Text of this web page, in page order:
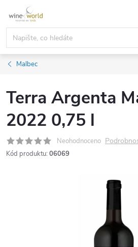
obsah
Malbec
Terra Argenta
2022 0,75 l
Neohodnoceno
Kód produktu: 06069